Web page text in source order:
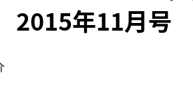
2015年11月